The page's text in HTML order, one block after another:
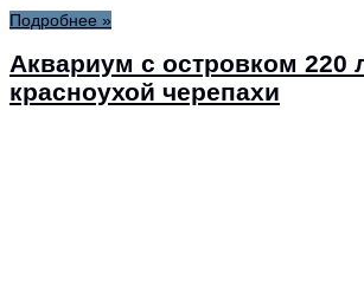
Подробнее »
Аквариум с островком 220
красноухой черепахи